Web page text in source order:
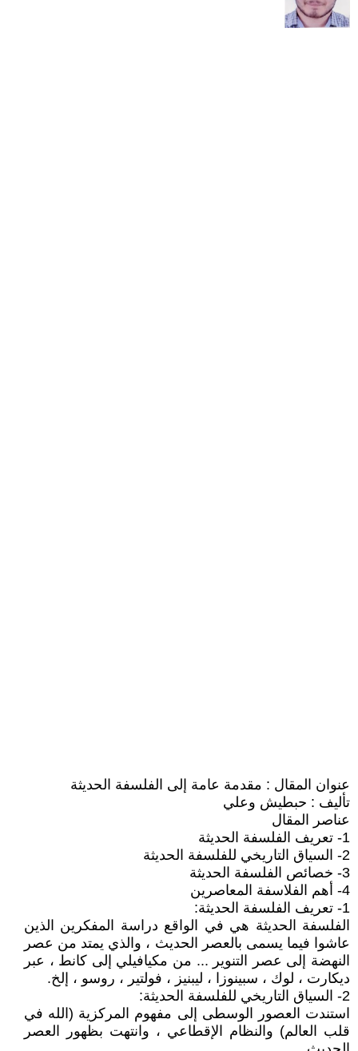
عنوان المقال : مقدمة عامة إلى الفلسفة الحديثة
تأليف : حبطيش وعلي
عناصر المقال
1- تعريف الفلسفة الحديثة
2- السياق التاريخي للفلسفة الحديثة
3- خصائص الفلسفة الحديثة
4- أهم الفلاسفة المعاصرين
1- تعريف الفلسفة الحديثة:
الفلسفة الحديثة هي في الواقع دراسة المفكرين الذين
عاشوا فيما يسمى بالعصر الحديث ، والذي يمتد من عصر
النهضة إلى عصر التنوير ... من مكيافيلي إلى كانط ، عبر
ديكارت ، لوك ، سبينوزا ، ليبنيز ، فولتير ، روسو ، إلخ.
2- السياق التاريخي للفلسفة الحديثة:
استندت العصور الوسطى إلى مفهوم المركزية (الله في
قلب العالم) والنظام الإقطاعي ، وانتهت بظهور العصر